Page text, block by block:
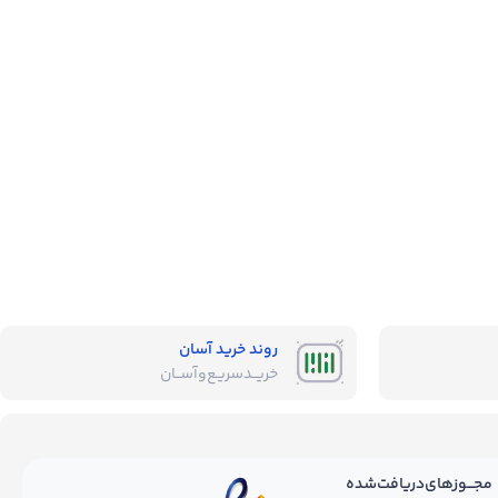
روند خرید آسان
خریــد‌سریـع‌و‌آســان
مجـــوز‌های‌دریافت‌شده